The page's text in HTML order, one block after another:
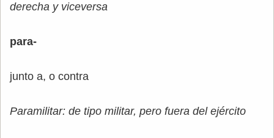
derecha y viceversa
para-
junto a, o contra
Paramilitar: de tipo militar, pero fuera del ejército